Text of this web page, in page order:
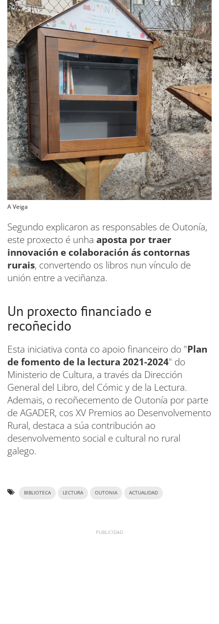
A Veiga
Segundo explicaron as responsables de Outonía,
este proxecto é unha aposta por traer
innovación e colaboración ás contornas
rurais, convertendo os libros nun vínculo de
unión entre a veciñanza.
Un proxecto financiado e
recoñecido
Esta iniciativa conta co apoio financeiro do "Plan
de fomento de la lectura 2021-2024" do
Ministerio de Cultura, a través da Dirección
General del Libro, del Cómic y de la Lectura.
Ademais, o recoñecemento de Outonía por parte
de AGADER, cos XV Premios ao Desenvolvemento
Rural, destaca a súa contribución ao
desenvolvemento social e cultural no rural
galego.
BIBLIOTECA LECTURA OUTONIA ACTUALIDAD